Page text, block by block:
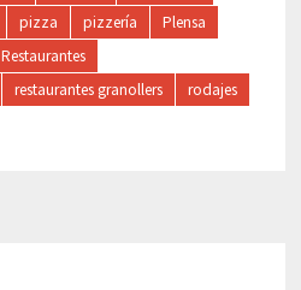
pizza pizzería
Plensa
Restaurantes
restaurantes granollers
rodajes